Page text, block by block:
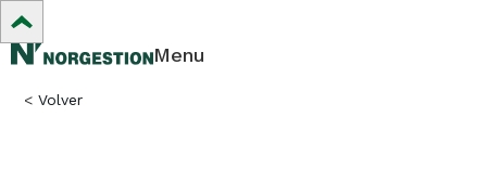
Menu
< Volver